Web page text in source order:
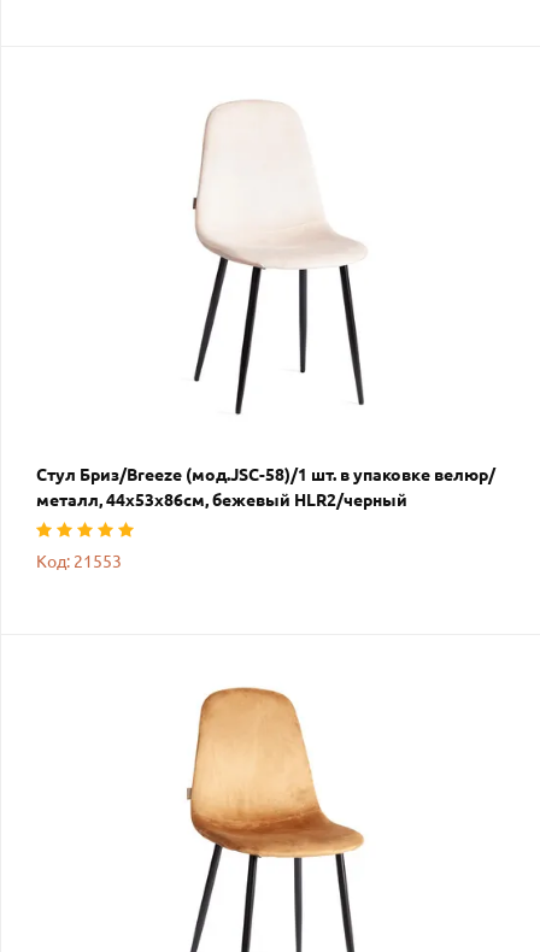
Стул Бриз/Breeze (мод.JSC-58)/1 шт. в упаковке велюр/
металл, 44х53х86см, бежевый HLR2/черный
Код: 21553